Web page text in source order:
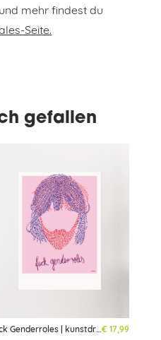
mehr findest du
Seite.
gefallen
fuck Genderroles | kunstdruck€ 17,99